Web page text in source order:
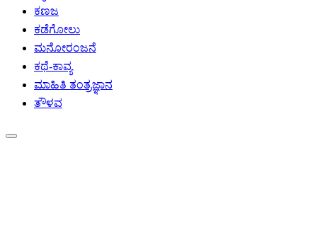
ಕಣಜ
ಕಡೆಗೋಲು
ಮನೋರಂಜನೆ
ಕಥೆ-ಕಾವ್ಯ
ಮಾಹಿತಿ ತಂತ್ರಜ್ಞಾನ
ತೌಳವ